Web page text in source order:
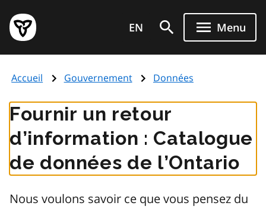
au
contenu
principal
Page
d'accueil
de
EN Menu
Accueil Gouvernement Données
Fournir un retour
d’information : Catalogue
de données de l’Ontario
Nous voulons savoir ce que vous pensez du